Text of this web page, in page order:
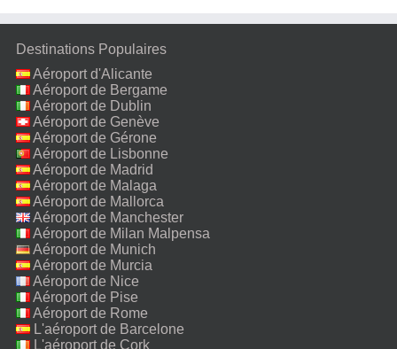
Destinations Populaires
Aéroport d'Alicante
Aéroport de Bergame
Aéroport de Dublin
Aéroport de Genève
Aéroport de Gérone
Aéroport de Lisbonne
Aéroport de Madrid
Aéroport de Malaga
Aéroport de Mallorca
Aéroport de Manchester
Aéroport de Milan Malpensa
Aéroport de Munich
Aéroport de Murcia
Aéroport de Nice
Aéroport de Pise
Aéroport de Rome
Fiumicino
L'aéroport de Barcelone
L'aéroport de Cork